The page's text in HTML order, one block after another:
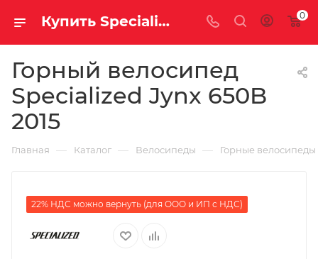
Купить Specialized Jynx 650B 2015 за рублей, а со скидкой 0
Горный велосипед
Specialized Jynx 650B
2015
Главная — Каталог — Велосипеды — Горные велосипеды
22% НДС можно вернуть (для ООО и ИП с НДС)